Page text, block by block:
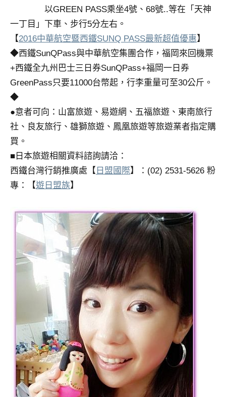
作
達
人
對
★
以GREEN PASS乘坐4號、68號..等在「天神
一丁目」下車、步行5分左右。
【2016中華航空暨西鐵SUNQ PASS最新超值優惠】
◆西鐵SunQPass與中華航空集團合作，福岡來回機票
+西鐵全九州巴士三日券SunQPass+福岡一日券
GreenPass只要11000台幣起，行李重量可至30公斤。
◆
●意者可向：山富旅遊、易遊網、五福旅遊、東南旅行
社、良友旅行、雄獅旅遊、鳳凰旅遊等旅遊業者指定購
買。
■日本旅遊相關資料諮詢請洽：
西鐵台灣行銷推廣處【 日盟國際】：(02) 2531-5626 粉
專：【遊日盟族】